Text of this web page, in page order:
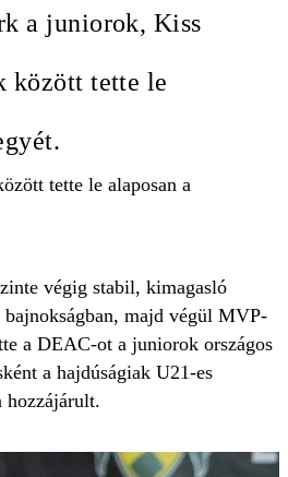
a juniorok, Kiss
között tette le
tette le alaposan a
végig stabil, kimagasló
majd végül MVP-
a DEAC-ot a juniorok országos
a hajdúságiak U21-es
hozzájárult.